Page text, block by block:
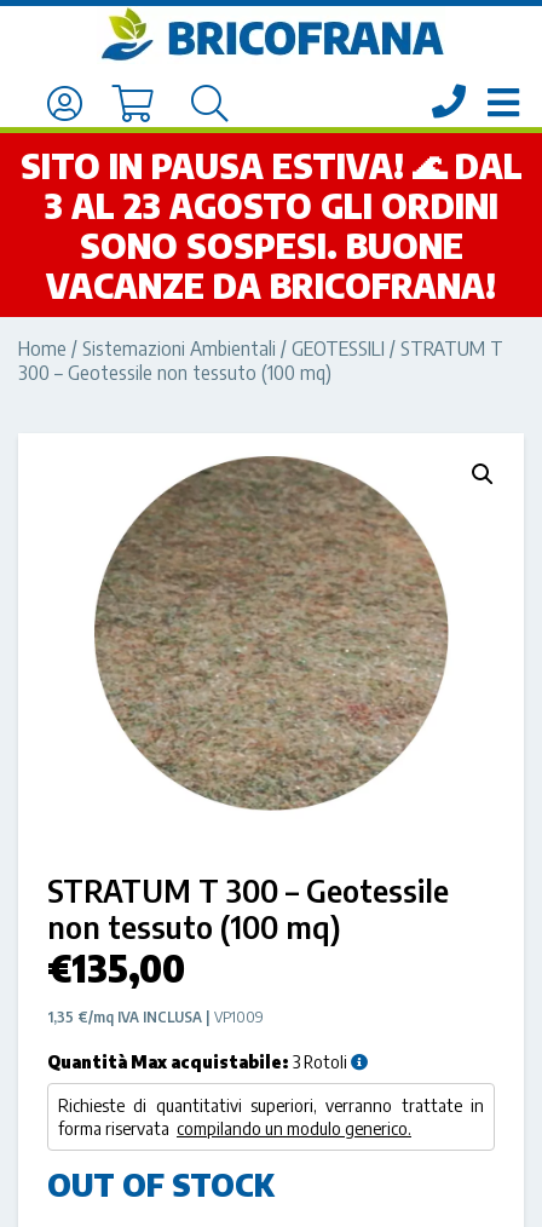
SITO IN PAUSA ESTIVA! 🌊 DAL
3 AL 23 AGOSTO GLI ORDINI
SONO SOSPESI. BUONE
VACANZE DA BRICOFRANA!
Home / Sistemazioni Ambientali / GEOTESSILI / STRATUM T
300 – Geotessile non tessuto (100 mq)
STRATUM T 300 – Geotessile
non tessuto (100 mq)
€135,00
1,35 €/mq IVA INCLUSA | VP1009
Quantità Max acquistabile: 3 Rotoli
Richieste di quantitativi superiori, verranno trattate in
forma riservata compilando un modulo generico.
OUT OF STOCK